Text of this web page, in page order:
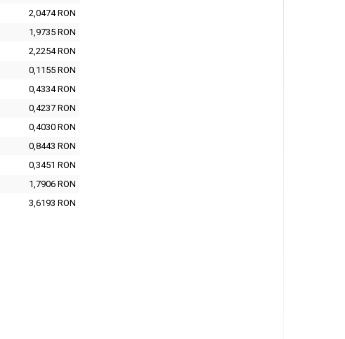
2,0474 RON
1,9735 RON
2,2254 RON
0,1155 RON
0,4334 RON
0,4237 RON
0,4030 RON
0,8443 RON
0,3451 RON
1,7906 RON
3,6193 RON